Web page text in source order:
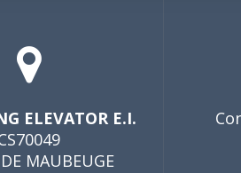
ELEVATOR E.I.
MAUBEUGE